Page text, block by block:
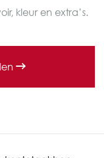
kleur en extra’s.